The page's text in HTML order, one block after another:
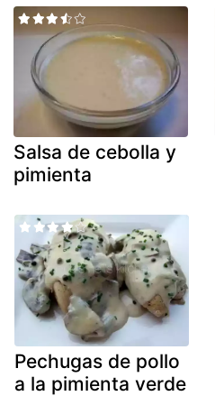
Salsa de cebolla y
pimienta
Pechugas de pollo
a la pimienta verde